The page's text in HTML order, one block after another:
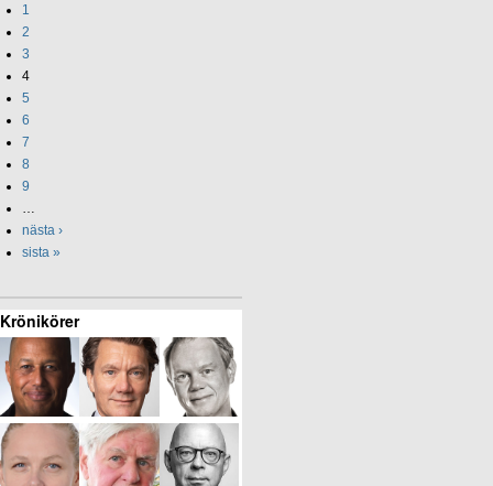
1
2
3
4
5
6
7
8
9
…
nästa ›
sista »
Krönikörer